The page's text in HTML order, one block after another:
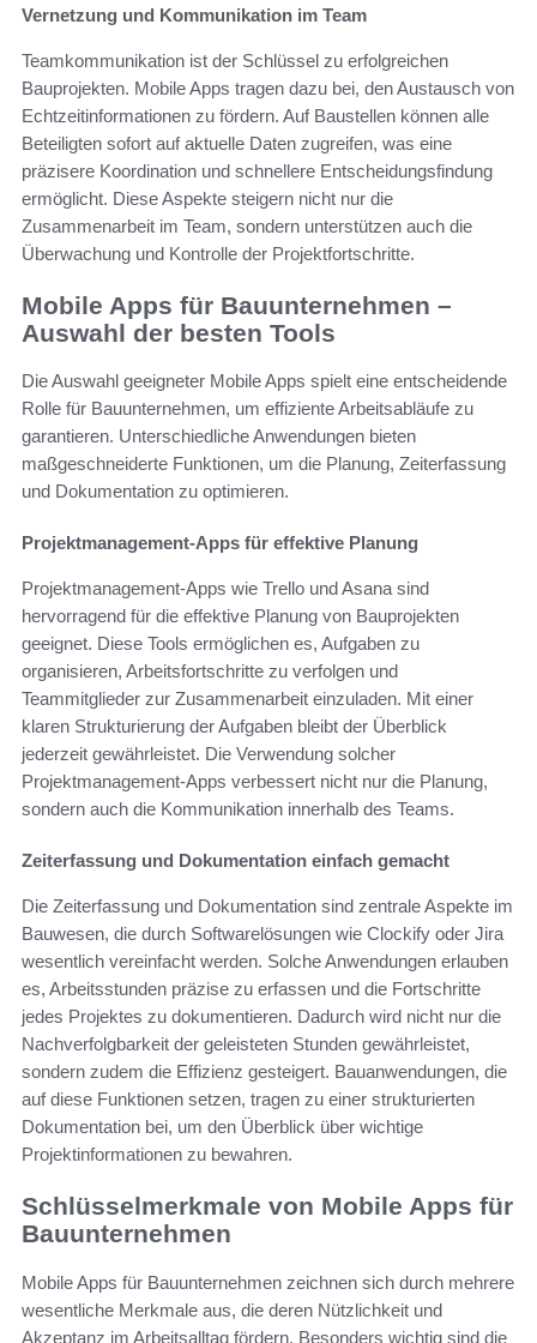
Vernetzung und Kommunikation im Team
Teamkommunikation ist der Schlüssel zu erfolgreichen
Bauprojekten. Mobile Apps tragen dazu bei, den Austausch von
Echtzeitinformationen zu fördern. Auf Baustellen können alle
Beteiligten sofort auf aktuelle Daten zugreifen, was eine
präzisere Koordination und schnellere Entscheidungsfindung
ermöglicht. Diese Aspekte steigern nicht nur die
Zusammenarbeit im Team, sondern unterstützen auch die
Überwachung und Kontrolle der Projektfortschritte.
Mobile Apps für Bauunternehmen –
Auswahl der besten Tools
Die Auswahl geeigneter Mobile Apps spielt eine entscheidende
Rolle für Bauunternehmen, um effiziente Arbeitsabläufe zu
garantieren. Unterschiedliche Anwendungen bieten
maßgeschneiderte Funktionen, um die Planung, Zeiterfassung
und Dokumentation zu optimieren.
Projektmanagement-Apps für effektive Planung
Projektmanagement-Apps wie Trello und Asana sind
hervorragend für die effektive Planung von Bauprojekten
geeignet. Diese Tools ermöglichen es, Aufgaben zu
organisieren, Arbeitsfortschritte zu verfolgen und
Teammitglieder zur Zusammenarbeit einzuladen. Mit einer
klaren Strukturierung der Aufgaben bleibt der Überblick
jederzeit gewährleistet. Die Verwendung solcher
Projektmanagement-Apps verbessert nicht nur die Planung,
sondern auch die Kommunikation innerhalb des Teams.
Zeiterfassung und Dokumentation einfach gemacht
Die Zeiterfassung und Dokumentation sind zentrale Aspekte im
Bauwesen, die durch Softwarelösungen wie Clockify oder Jira
wesentlich vereinfacht werden. Solche Anwendungen erlauben
es, Arbeitsstunden präzise zu erfassen und die Fortschritte
jedes Projektes zu dokumentieren. Dadurch wird nicht nur die
Nachverfolgbarkeit der geleisteten Stunden gewährleistet,
sondern zudem die Effizienz gesteigert. Bauanwendungen, die
auf diese Funktionen setzen, tragen zu einer strukturierten
Dokumentation bei, um den Überblick über wichtige
Projektinformationen zu bewahren.
Schlüsselmerkmale von Mobile Apps für
Bauunternehmen
Mobile Apps für Bauunternehmen zeichnen sich durch mehrere
wesentliche Merkmale aus, die deren Nützlichkeit und
Akzeptanz im Arbeitsalltag fördern. Besonders wichtig sind die